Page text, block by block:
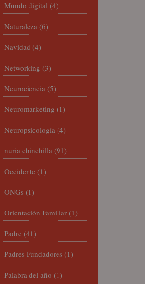
Mundo digital (4)
Naturaleza (6)
Navidad (4)
Networking (3)
Neurociencia (5)
Neuromarketing (1)
Neuropsicología (4)
nuria chinchilla (91)
Occidente (1)
ONGs (1)
Orientación Familiar (1)
Padre (41)
Padres Fundadores (1)
Palabra del año (1)